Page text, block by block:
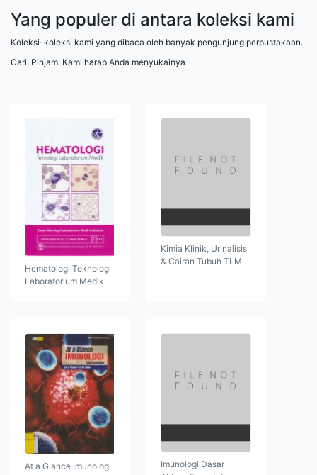
Yang populer di antara koleksi kami
Koleksi-koleksi kami yang dibaca oleh banyak pengunjung perpustakaan.
Cari. Pinjam. Kami harap Anda menyukainya
Hematologi Teknologi
Laboratorium Medik
Kimia Klinik, Urinalisis
& Cairan Tubuh TLM
At a Glance Imunologi
Imunologi Dasar